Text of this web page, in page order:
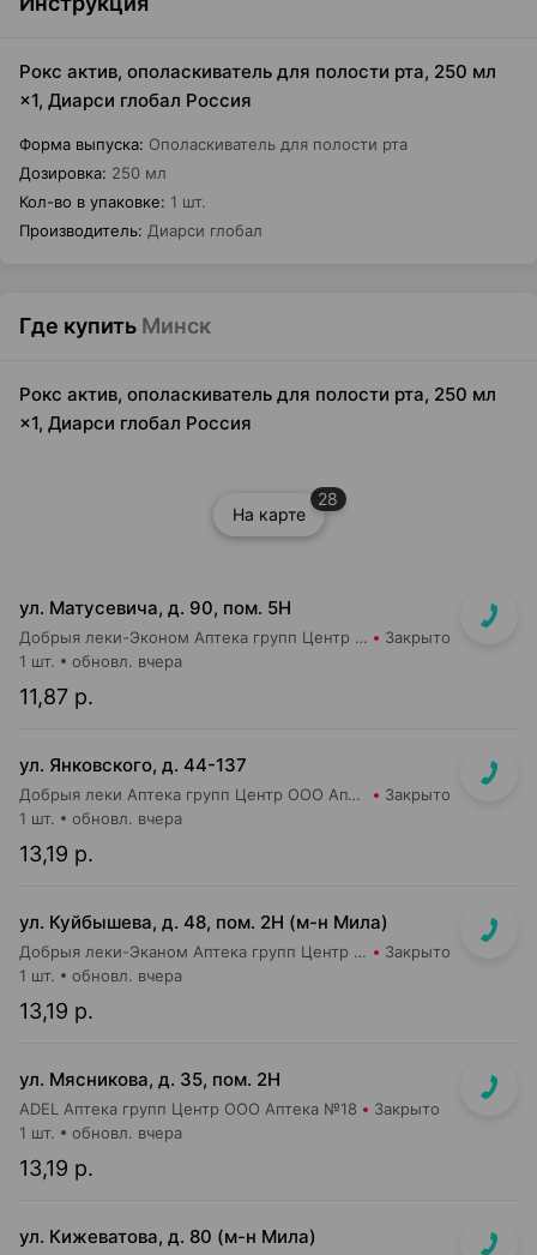
Рокс актив, ополаскиватель для полости рта, 250 мл
×1, Диарси глобал Россия
Форма выпуска: Ополаскиватель для полости рта
Дозировка: 250 мл
Кол-во в упаковке: 1 шт.
Производитель: Диарси глобал
Где купить Минск
Рокс актив, ополаскиватель для полости рта, 250 мл
×1, Диарси глобал Россия
На карте
28
ул. Матусевича, д. 90, пом. 5Н
Добрыя леки-Эконом Аптека групп Центр ООО Аптека №17 Закрыто
11,87 р.
1 шт. обновл. вчера
ул. Янковского, д. 44-137
Добрыя леки Аптека групп Центр ООО Аптека №56 Закрыто
13,19 р.
1 шт. обновл. вчера
ул. Куйбышева, д. 48, пом. 2Н (м-н Мила)
Добрыя леки-Эканом Аптека групп Центр ООО Аптека №91 Закрыто
13,19 р.
1 шт. обновл. вчера
ул. Мясникова, д. 35, пом. 2Н
ADEL Аптека групп Центр ООО Аптека №18 Закрыто
13,19 р.
1 шт. обновл. вчера
ул. Кижеватова, д. 80 (м-н Мила)